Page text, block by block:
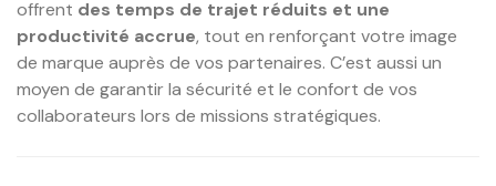
offrent des temps de trajet réduits et une
productivité accrue, tout en renforçant votre image
de marque auprès de vos partenaires. C’est aussi un
moyen de garantir la sécurité et le confort de vos
collaborateurs lors de missions stratégiques.